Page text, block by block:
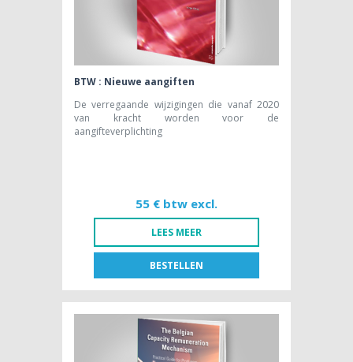
BTW : Nieuwe aangiften
De verregaande wijzigingen die vanaf 2020
van kracht worden voor de
aangifteverplichting
55 € btw excl.
LEES MEER
BESTELLEN
NL
55,00 € btw excl.